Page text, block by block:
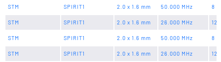
STM SPIRIT1 2.0 x 1.6 mm 50.000 MHz 8
STM SPIRIT1 2.0 x 1.6 mm 26.000 MHz 12
STM SPIRIT1 2.0 x 1.6 mm 50.000 MHz 8
STM SPIRIT1 2.0 x 1.6 mm 26.000 MHz 12